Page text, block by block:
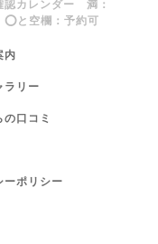
認カレンダー 満：
と空欄：予約可
内
ラリー
の口コミ
ーポリシー